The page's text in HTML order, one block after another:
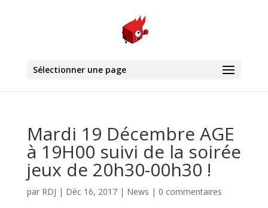
Sélectionner une page
Mardi 19 Décembre AGE
à 19H00 suivi de la soirée
jeux de 20h30-00h30 !
par RDJ | Déc 16, 2017| News | 0 commentaires